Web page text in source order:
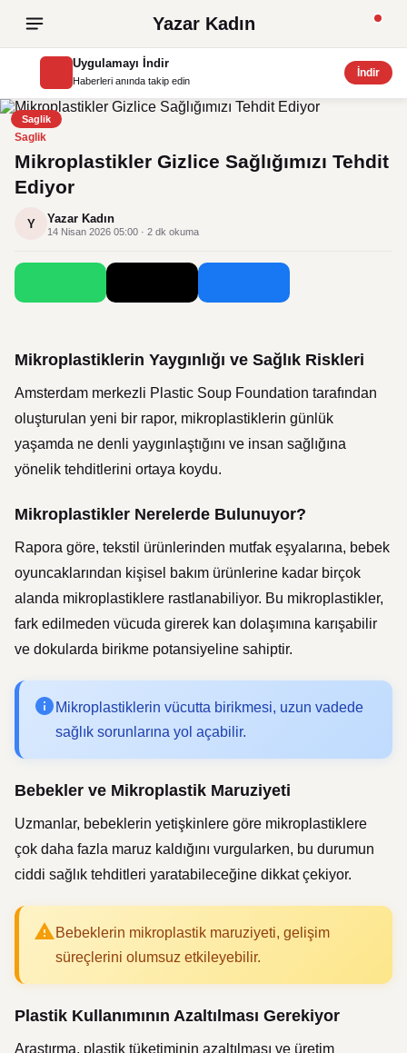
Yazar Kadın
Uygulamayı İndir
Haberleri anında takip edin
İndir
Saglik
Saglik
Mikroplastikler Gizlice Sağlığımızı Tehdit
Ediyor
Y Yazar Kadın
14 Nisan 2026 05:00 · 2 dk okuma
Mikroplastiklerin Yaygınlığı ve Sağlık Riskleri
Amsterdam merkezli Plastic Soup Foundation tarafından
oluşturulan yeni bir rapor, mikroplastiklerin günlük
yaşamda ne denli yaygınlaştığını ve insan sağlığına
yönelik tehditlerini ortaya koydu.
Mikroplastikler Nerelerde Bulunuyor?
Rapora göre, tekstil ürünlerinden mutfak eşyalarına, bebek
oyuncaklarından kişisel bakım ürünlerine kadar birçok
alanda mikroplastiklere rastlanabiliyor. Bu mikroplastikler,
fark edilmeden vücuda girerek kan dolaşımına karışabilir
ve dokularda birikme potansiyeline sahiptir.
Mikroplastiklerin vücutta birikmesi, uzun vadede
sağlık sorunlarına yol açabilir.
Bebekler ve Mikroplastik Maruziyeti
Uzmanlar, bebeklerin yetişkinlere göre mikroplastiklere
çok daha fazla maruz kaldığını vurgularken, bu durumun
ciddi sağlık tehditleri yaratabileceğine dikkat çekiyor.
Bebeklerin mikroplastik maruziyeti, gelişim
süreçlerini olumsuz etkileyebilir.
Plastik Kullanımının Azaltılması Gerekiyor
Araştırma, plastik tüketiminin azaltılması ve üretim